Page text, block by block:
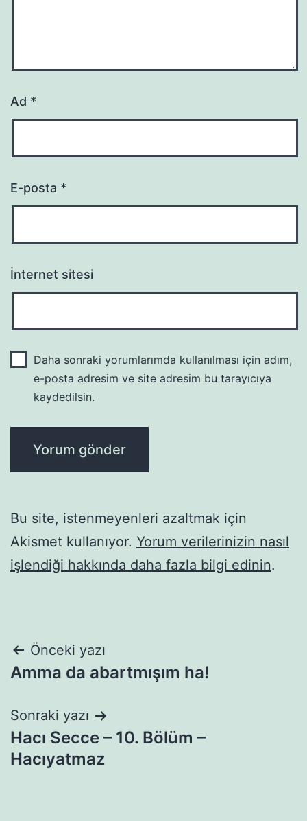
Ad *
E-posta *
İnternet sitesi
Daha sonraki yorumlarımda kullanılması için adım,
e-posta adresim ve site adresim bu tarayıcıya
kaydedilsin.
Bu site, istenmeyenleri azaltmak için
Akismet kullanıyor. Yorum verilerinizin nasıl
işlendiği hakkında daha fazla bilgi edinin.
Yazı
gezinmesi
Önceki yazı
Amma da abartmışım ha!
Sonraki yazı
Hacı Secce – 10. Bölüm –
Hacıyatmaz